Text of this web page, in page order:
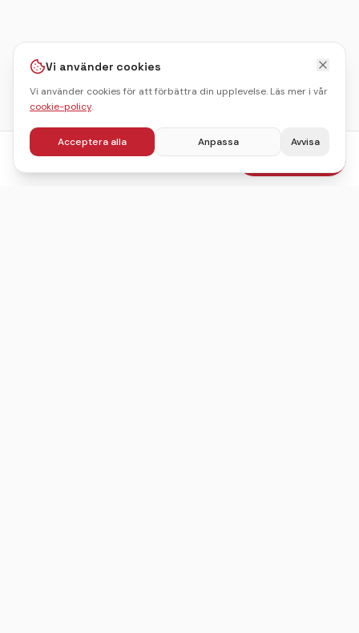
fr.795kr/pers Boka julbord
Vi använder cookies
Vi använder cookies för att förbättra din upplevelse. Läs mer i vår
cookie-policy.
Acceptera alla Anpassa Avvisa